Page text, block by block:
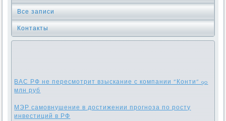
Все записи
Контакты
ВАС РФ не пересмотрит взыскание с компании "Конти" 90
млн руб
МЭР самовнушение в достижении прогноза по росту
инвестиций в РФ